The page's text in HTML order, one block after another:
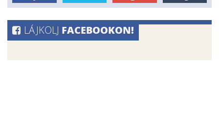
LÁJKOLJ FACEBOOKON!